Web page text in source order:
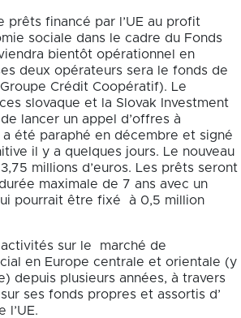
prêts financé par l’UE au profit
sociale dans le cadre du Fonds
bientôt opérationnel en
deux opérateurs sera le fonds de
Crédit Coopératif). Le
slovaque et la Slovak Investment
lancer un appel d’offres à
a été paraphé en décembre et signé
il y a quelques jours. Le nouveau
millions d’euros. Les prêts seront
maximale de 7 ans avec un
pourrait être fixé à 0,5 million
activités sur le marché de
en Europe centrale et orientale (y
depuis plusieurs années, à travers
ses fonds propres et assortis d’
l’UE.